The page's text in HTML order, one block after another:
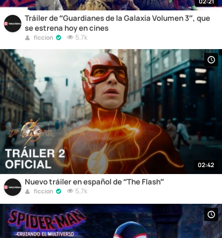
Tráiler de “Guardianes de la Galaxia Volumen 3”, que
se estrena hoy en cines
ficcion 5,7k
02:42
Nuevo tráiler en español de “The Flash”
ficcion 5,7k